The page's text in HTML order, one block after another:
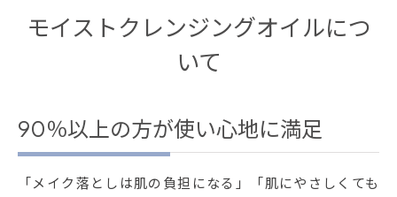
モイストクレンジングオイルにつ
いて
90％以上の方が使い心地に満足
「メイク落としは肌の負担になる」「肌にやさしくても